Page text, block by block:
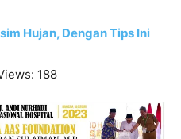
Hujan, Dengan Tips Ini
188